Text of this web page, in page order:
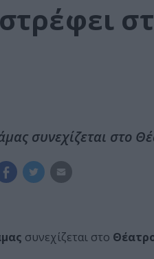
συνεχίζεται στο
συνεχίζεται στο